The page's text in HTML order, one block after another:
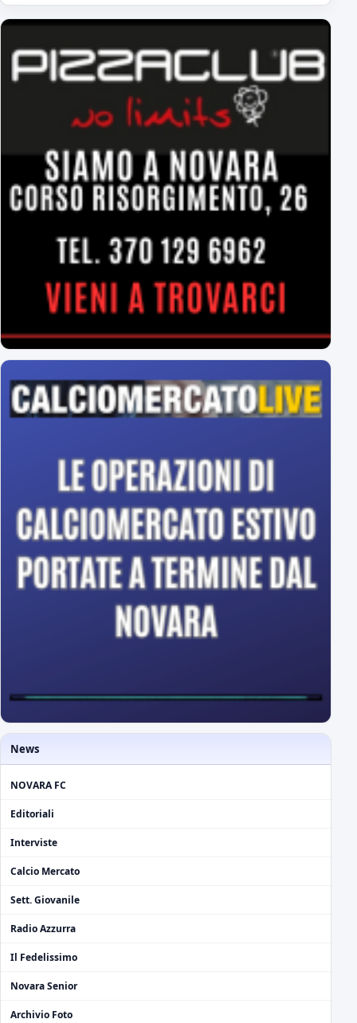
News
NOVARA FC
Editoriali
Interviste
Calcio Mercato
Sett. Giovanile
Radio Azzurra
Il Fedelissimo
Novara Senior
Archivio Foto